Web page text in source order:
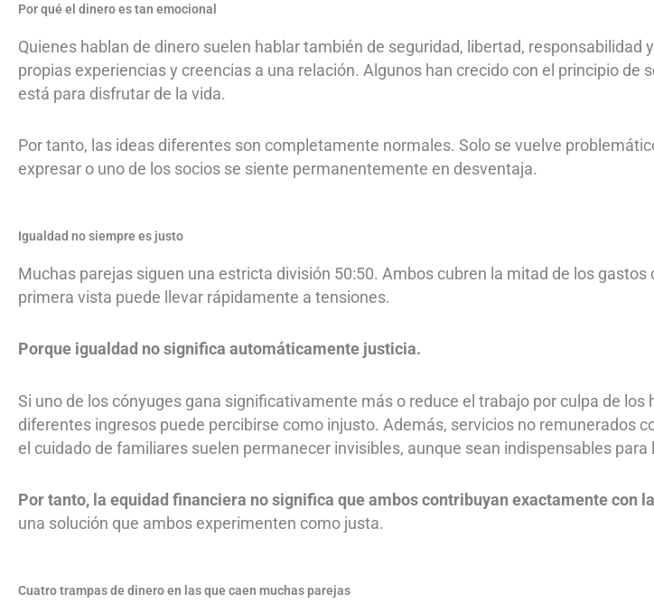
Por qué el dinero es tan emocional
Quienes hablan de dinero suelen hablar también de seguridad, libertad,
propias experiencias y creencias a una relación. Algunos han crecido con el principio de
está para disfrutar de la vida.
Por tanto, las ideas diferentes son completamente normales. Solo se vuelve
expresar o uno de los socios se siente permanentemente en desventaja.
Igualdad no siempre es justo
Muchas parejas siguen una estricta división 50:50. Ambos cubren la mitad de los
primera vista puede llevar rápidamente a tensiones.
Porque igualdad no significa automáticamente justicia.
Si uno de los cónyuges gana significativamente más o reduce el trabajo por culpa de
diferentes ingresos puede percibirse como injusto. Además, servicios no remunerados
el cuidado de familiares suelen permanecer invisibles, aunque sean indispensables para
Por tanto, la equidad financiera no significa que ambos contribuyan exactamente con
una solución que ambos experimenten como justa.
Cuatro trampas de dinero en las que caen muchas parejas